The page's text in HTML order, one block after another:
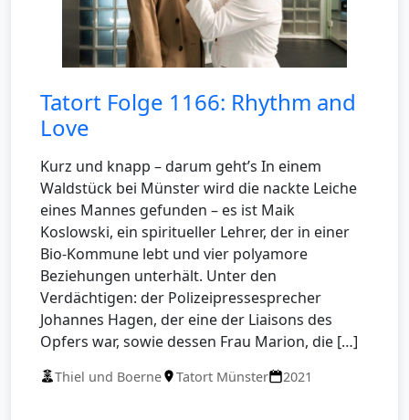
Tatort Folge 1166: Rhythm and
Love
Kurz und knapp – darum geht’s In einem
Waldstück bei Münster wird die nackte Leiche
eines Mannes gefunden – es ist Maik
Koslowski, ein spiritueller Lehrer, der in einer
Bio-Kommune lebt und vier polyamore
Beziehungen unterhält. Unter den
Verdächtigen: der Polizeipressesprecher
Johannes Hagen, der eine der Liaisons des
Opfers war, sowie dessen Frau Marion, die […]
Thiel und Boerne Tatort Münster 2021